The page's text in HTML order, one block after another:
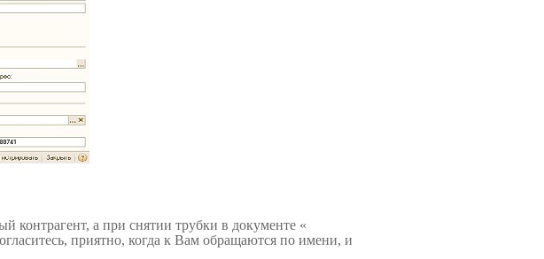
контрагент, а при снятии трубки в документе «
приятно, когда к Вам обращаются по имени, и